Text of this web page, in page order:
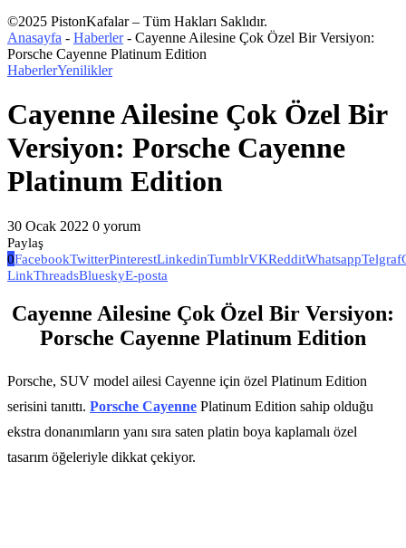
©2025 PistonKafalar – Tüm Hakları Saklıdır.
Anasayfa - Haberler- Cayenne Ailesine Çok Özel Bir Versiyon:
Porsche Cayenne Platinum Edition
HaberlerYenilikler
Cayenne Ailesine Çok Özel Bir
Versiyon: Porsche Cayenne
Platinum Edition
30 Ocak 2022 0 yorum
Paylaş
0FacebookTwitterPinterestLinkedinTumblrVKRedditWhatsappTelgraf
LinkThreadsBlueskyE-posta
Cayenne Ailesine Çok Özel Bir Versiyon:
Porsche Cayenne Platinum Edition
Porsche, SUV model ailesi Cayenne için özel Platinum Edition
serisini tanıttı. Porsche Cayenne Platinum Edition sahip olduğu
ekstra donanımların yanı sıra saten platin boya kaplamalı özel
tasarım öğeleriyle dikkat çekiyor.